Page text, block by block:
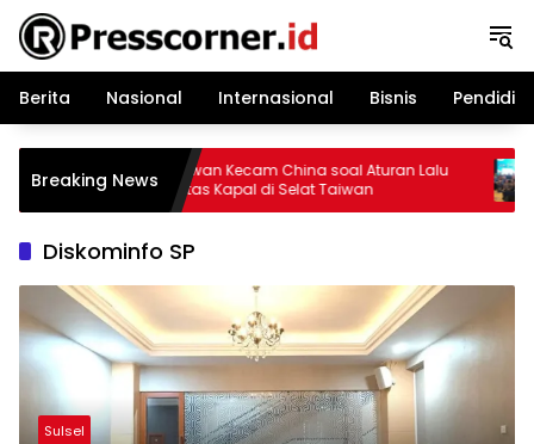
Langsung
konten
Berita
Nasional Internasional Bisnis
Breaking NewsTaiwan Kecam China soal Aturan Lalu
Lintas Kapal di Selat Taiwan
Diskominfo SP
Sulsel